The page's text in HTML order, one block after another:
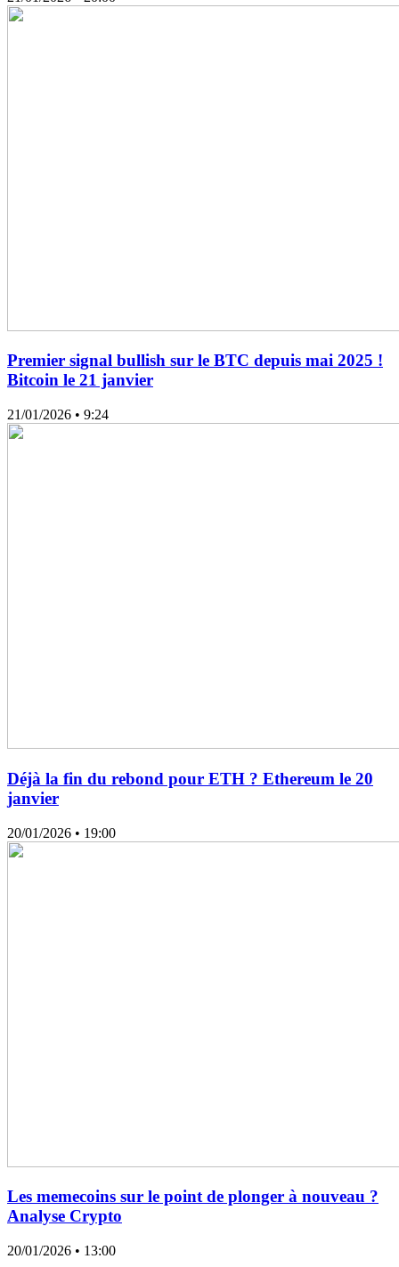
Premier signal bullish sur le BTC depuis mai 2025 !
Bitcoin le 21 janvier
21/01/2026 • 9:24
Déjà la fin du rebond pour ETH ? Ethereum le 20
janvier
20/01/2026 • 19:00
Les memecoins sur le point de plonger à nouveau ?
Analyse Crypto
20/01/2026 • 13:00